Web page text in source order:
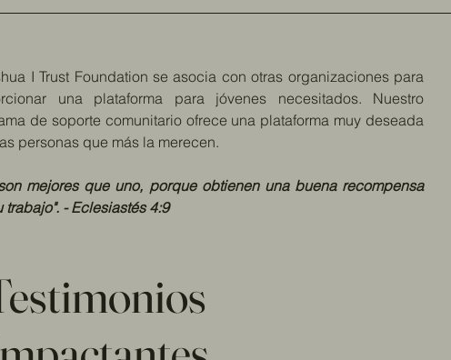
I Trust Foundation se asocia con otras organizaciones para
una plataforma para jóvenes necesitados. Nuestro
de soporte comunitario ofrece una plataforma muy deseada
personas que más la merecen.
mejores que uno, porque obtienen una buena recompensa
trabajo". - Eclesiastés 4:9